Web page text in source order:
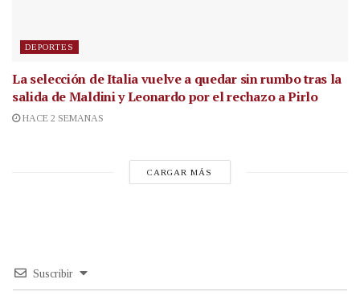
DEPORTES
La selección de Italia vuelve a quedar sin rumbo tras la
salida de Maldini y Leonardo por el rechazo a Pirlo
HACE 2 SEMANAS
CARGAR MÁS
Suscribir